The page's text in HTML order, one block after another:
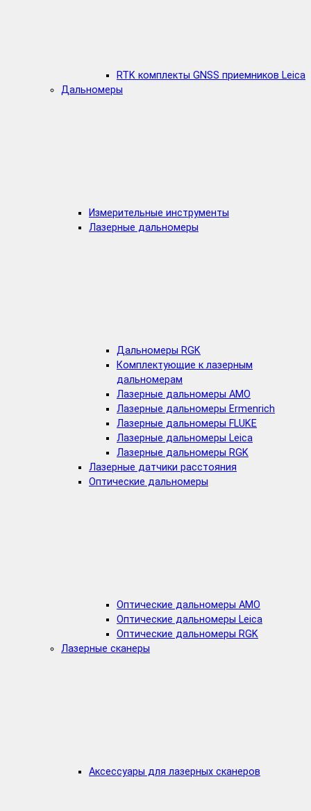
RTK комплекты GNSS приемников Leica
Дальномеры
Измерительные инструменты
Лазерные дальномеры
Дальномеры RGK
Комплектующие к лазерным
дальномерам
Лазерные дальномеры AMO
Лазерные дальномеры Ermenrich
Лазерные дальномеры FLUKE
Лазерные дальномеры Leica
Лазерные дальномеры RGK
Лазерные датчики расстояния
Оптические дальномеры
Оптические дальномеры AMO
Оптические дальномеры Leica
Оптические дальномеры RGK
Лазерные сканеры
Аксессуары для лазерных сканеров